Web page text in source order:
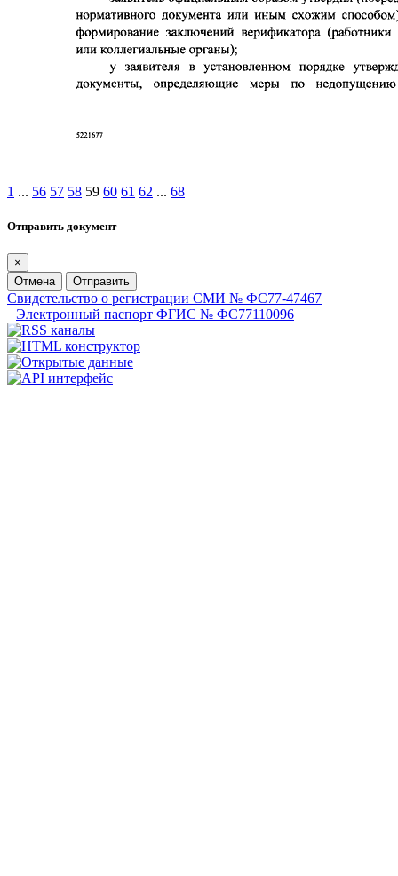
1 ... 56 57 58 59 60 61 62 ... 68
Отправить документ
×
Отмена
Отправить
Свидетельство о регистрации СМИ № ФС77-47467
Электронный паспорт ФГИС № ФС77110096